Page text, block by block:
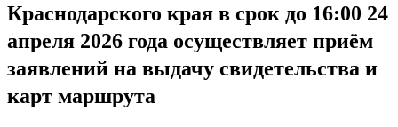
Краснодарского края в срок до 16:00 24
апреля 2026 года осуществляет приём
заявлений на выдачу свидетельства и
карт маршрута